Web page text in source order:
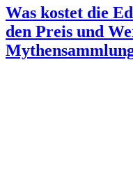
Was kostet die
den Preis und